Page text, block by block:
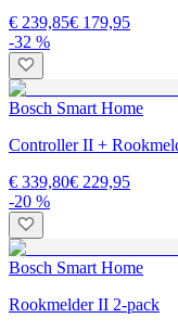
€ 239,85€ 179,95
-32 %
Bosch Smart Home
Controller II +
€ 339,80€ 229,95
-20 %
Bosch Smart Home
Rookmelder II 2-pack